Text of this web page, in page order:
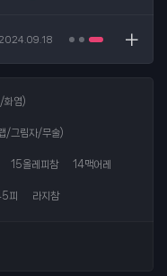
2024.09.18
화염)
/그림자/무술)
15올레피참 14맥어레
피 라지참